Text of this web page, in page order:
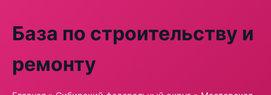
База по строительству и
ремонту